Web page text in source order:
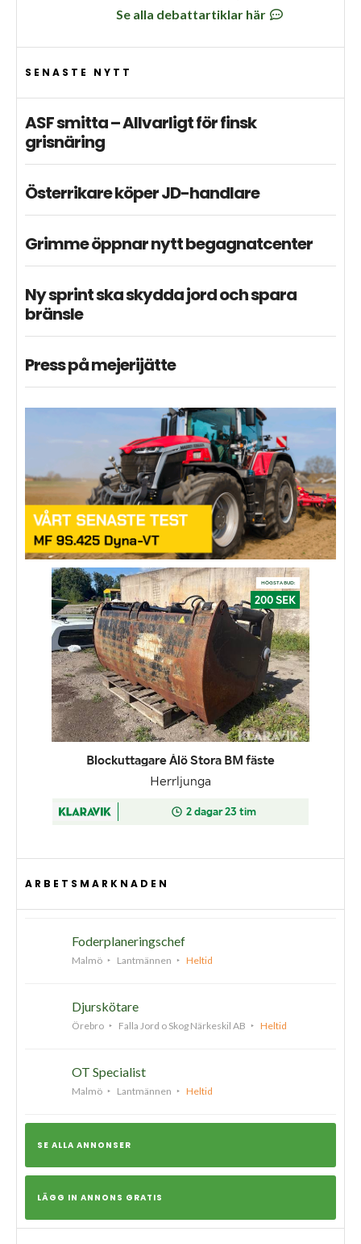
Se alla debattartiklar här
SENASTE NYTT
ASF smitta – Allvarligt för finsk
grisnäring
Österrikare köper JD-handlare
Grimme öppnar nytt begagnatcenter
Ny sprint ska skydda jord och spara
bränsle
Press på mejerijätte
ARBETSMARKNADEN
Foderplaneringschef
Malmö Lantmännen Heltid
Djurskötare
Örebro Falla Jord o Skog Närkeskil AB Heltid
OT Specialist
Malmö Lantmännen Heltid
SE ALLA ANNONSER
LÄGG IN ANNONS GRATIS